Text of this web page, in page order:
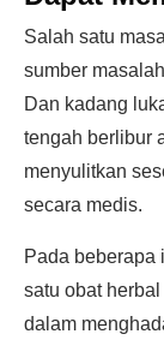
Salah satu
sumber
Dan kadang
tengah berlibur
menyulitkan
secara medis.
Pada beberapa
satu obat
dalam